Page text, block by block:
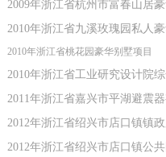
2009年浙江省杭州市富春山居
2010年浙江省九溪玫瑰园私人
2010年浙江省桃花园豪华别墅项目
2010年浙江省工业研究设计院
2011年浙江省嘉兴市平湖避震
2012年浙江省绍兴市店口
2012年浙江省绍兴市店口镇公